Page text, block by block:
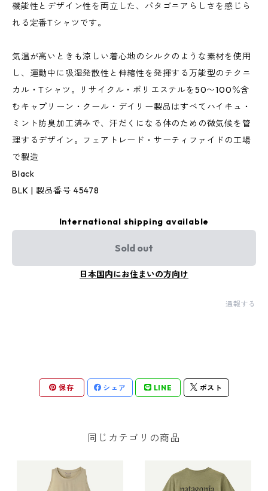
機能性とデザイン性を両立した、パタゴニアらしさを感じら
れる定番Tシャツです。
気温が高いときも涼しい着心地のシルクのような素材を使用
し、運動中に吸湿発散性と伸縮性を発揮する万能型のテクニ
カル・Tシャツ。リサイクル・ポリエステルを50〜100％含
むキャプリーン・クール・デイリー製品はすべてハイキュ・
ミント防臭加工済みで、汗だくになる体のための微気候を管
理するデザイン。フェアトレード・サーティファイドの工場
で製造
Black
BLK | 製品番号 45478
International shipping available
Sold out
日本国内にお住まいの方向け
通報する
保存 シェア LINE ポスト
同じカテゴリの商品